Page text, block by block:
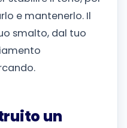
e mantenerlo. Il
smalto, dal tuo
un